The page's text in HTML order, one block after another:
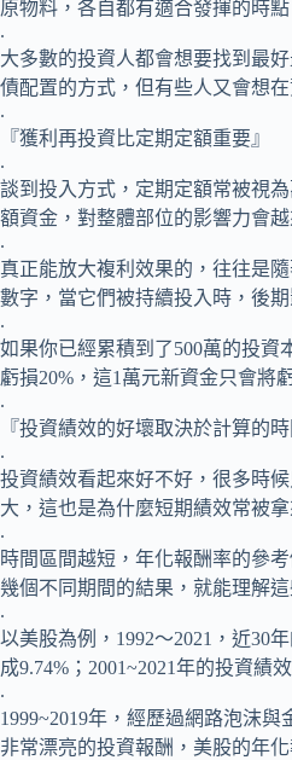
原物料，各自都有適合發揮的時
.
大多數的投資人都會想要找到最
債配置的方式，但有些人又會想
.
『獲利再投資比定期定額重要』
.
談到投入方式，定期定額常被視
額資金，對整體部位的影響力會
.
真正能放大複利效果的，往往是
數字，當它們被持續投入時，後
.
如果你已經累積到了500萬的投資
虧損20%，這1萬元新資金只會將
.
『投資績效的好壞取決於計算的時
.
投資績效看起來好不好，很多時
大，這也是為什麼短期績效常被
.
時間區間越短，年化報酬率的參
幾個不同期間的結果，就能理解
.
以美股為例，1992～2021，近30
成9.74%；2001~2021年的投資績
.
1999~2019年，經歷過網路泡沫
非常漂亮的投資報酬，美股的年化